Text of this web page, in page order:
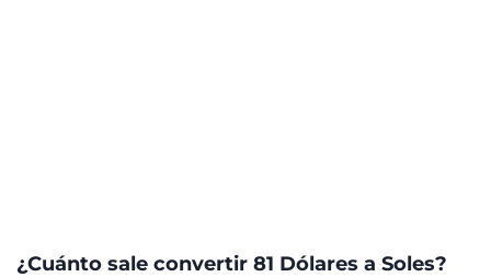
¿Cuánto sale convertir 81 Dólares a Soles?